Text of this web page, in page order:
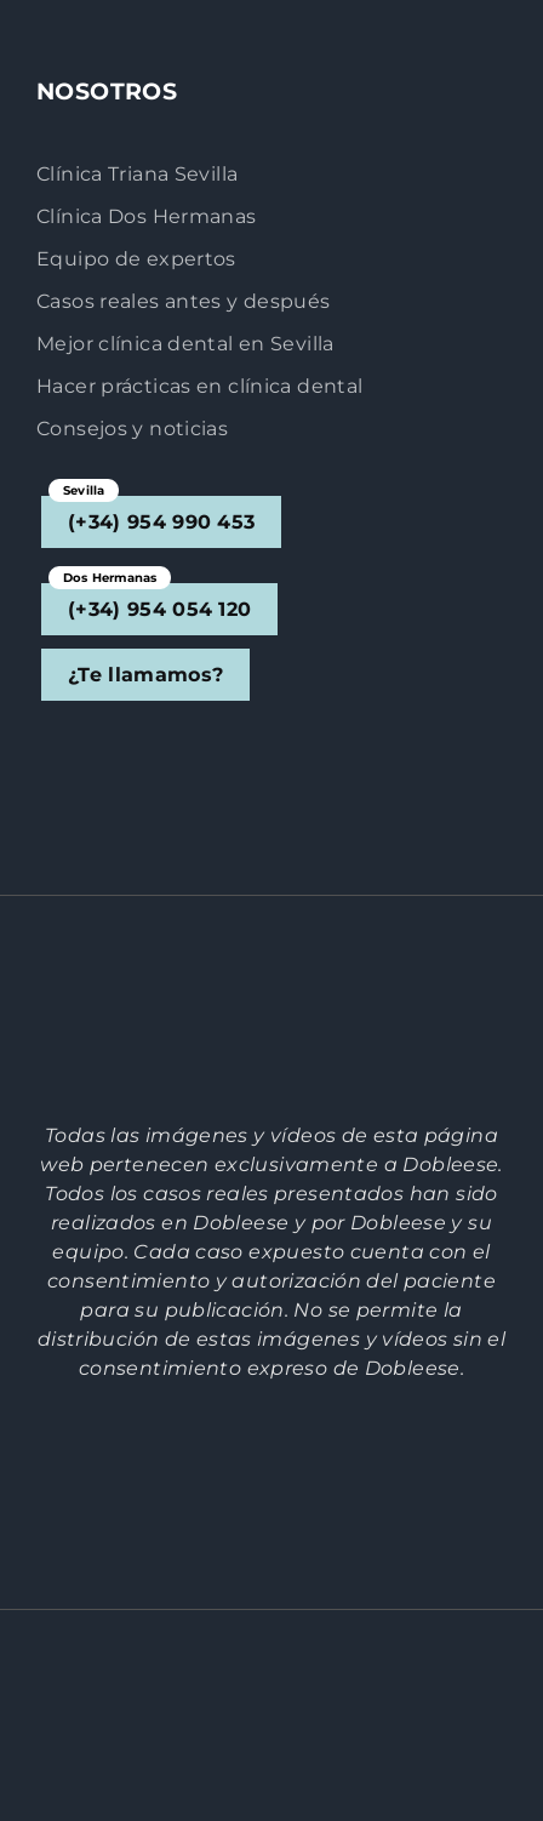
NOSOTROS
Clínica Triana Sevilla
Clínica Dos Hermanas
Equipo de expertos
Casos reales antes y después
Mejor clínica dental en Sevilla
Hacer prácticas en clínica dental
Consejos y noticias
Sevilla
(+34) 954 990 453
Dos Hermanas
(+34) 954 054 120
¿Te llamamos?
Todas las imágenes y vídeos de esta página
web pertenecen exclusivamente a Dobleese.
Todos los casos reales presentados han sido
realizados en Dobleese y por Dobleese y su
equipo. Cada caso expuesto cuenta con el
consentimiento y autorización del paciente
para su publicación. No se permite la
distribución de estas imágenes y vídeos sin el
consentimiento expreso de Dobleese.